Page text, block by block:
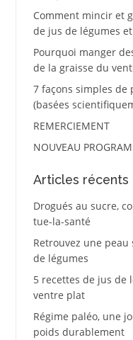
Comment mincir et
de jus de légumes
Pourquoi manger
de la graisse du
7 façons simples de
(basées
REMERCIEMENT
NOUVEAU
Articles récents
Drogués au sucre,
tue-la-santé
Retrouvez une
de légumes
5 recettes de jus de
ventre plat
Régime paléo, une
poids durablement